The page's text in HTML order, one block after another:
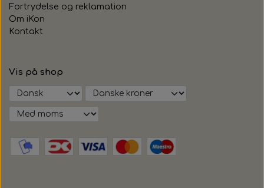
Fortrydelse og reklamation
Om iKon
Kontakt
Vis på shop